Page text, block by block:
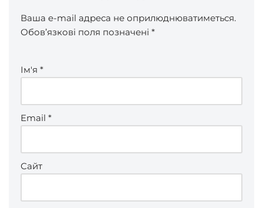
Ваша e-mail адреса не оприлюднюватиметься.
Обов’язкові поля позначені *
Ім'я *
Email *
Сайт